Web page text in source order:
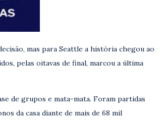
mas para Seattle a história chegou ao
pelas oitavas de final, marcou a última
de grupos e mata-mata. Foram partidas
da casa diante de mais de 68 mil